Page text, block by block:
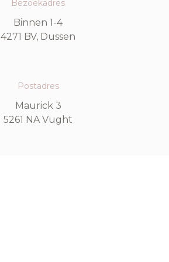
Bezoekadres
Binnen 1-4
4271 BV, Dussen
Postadres
Maurick 3
5261 NA Vught